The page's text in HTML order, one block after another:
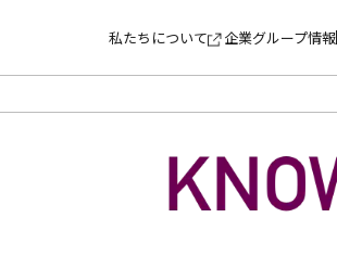
私たちについて 企業グループ情報